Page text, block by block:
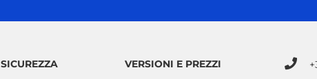
SICUREZZA VERSIONI E PREZZI